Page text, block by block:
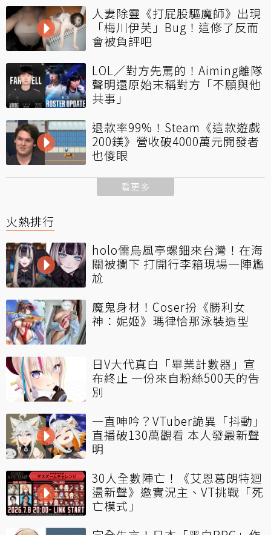
人妻除靈《打屁股驅魔師》出現
「梅川伊芙」Bug！這修了反而
會被負評吧
LOL／對方先罵的！Aiming離隊
聲明還原始末稱對方「不願與他
共事」
退款率99%！Steam《這款遊戲
200鎂》營收破4000萬元開發者
也傻眼
看更多
火熱排行
holo儒烏風亭螺鈿來台灣！在海
關被攔下 打開行李箱現場一陣尷
尬
魔鬼身材！Coser扮《勝利女
神：妮姬》瑪律恰那泳裝造型
日V大代真白「畢業計數器」宣
布終止 一份來自粉絲500天的告
別
一直呻吟？VTuber詭異「抖動」
直播破130萬觀看 本人發最新聲
明
30人全數陣亡！《艾恩葛朗特迴
盪新聲》邀實況主、VT挑戰「死
亡模式」